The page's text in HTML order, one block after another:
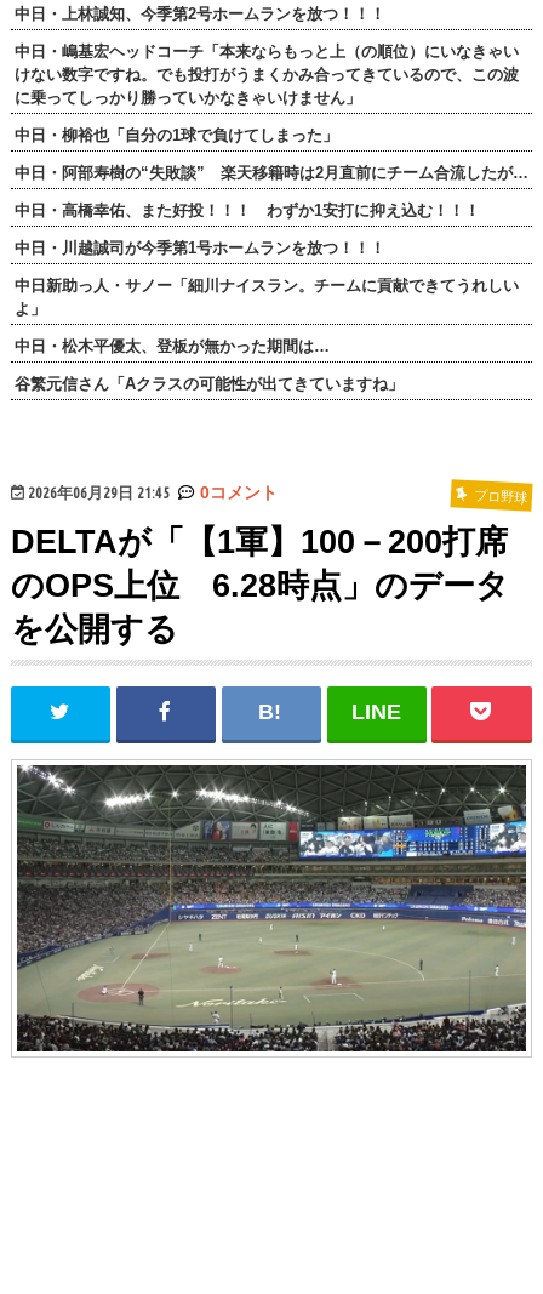
中日・上林誠知、今季第2号ホームランを放つ！！！
中日・嶋基宏ヘッドコーチ「本来ならもっと上（の順位）にいなきゃい
けない数字ですね。でも投打がうまくかみ合ってきているので、この波
に乗ってしっかり勝っていかなきゃいけません」
中日・柳裕也「自分の1球で負けてしまった」
中日・阿部寿樹の“失敗談” 楽天移籍時は2月直前にチーム合流したが…
中日・高橋幸佑、また好投！！！ わずか1安打に抑え込む！！！
中日・川越誠司が今季第1号ホームランを放つ！！！
中日新助っ人・サノー「細川ナイスラン。チームに貢献できてうれしい
よ」
中日・松木平優太、登板が無かった期間は…
谷繁元信さん「Aクラスの可能性が出てきていますね」
2026年06月29日 21:45 0コメント プロ野球
DELTAが「【1軍】100－200打席
のOPS上位 6.28時点」のデータ
を公開する